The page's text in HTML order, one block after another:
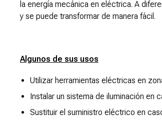
la energía mecánica en eléctrica. A
y se puede transformar de manera fácil.
Algunos de sus usos
Utilizar herramientas eléctricas en
Instalar un sistema de iluminación en
Sustituir el suministro eléctrico en